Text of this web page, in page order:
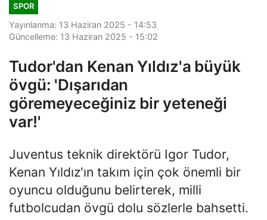
SPOR
Yayınlanma: 13 Haziran 2025 - 14:53
Güncelleme: 13 Haziran 2025 - 15:02
Tudor'dan Kenan Yıldız'a büyük
övgü: 'Dışarıdan
göremeyeceğiniz bir yeteneği
var!'
Juventus teknik direktörü Igor Tudor,
Kenan Yıldız'ın takım için çok önemli bir
oyuncu olduğunu belirterek, milli
futbolcudan övgü dolu sözlerle bahsetti.